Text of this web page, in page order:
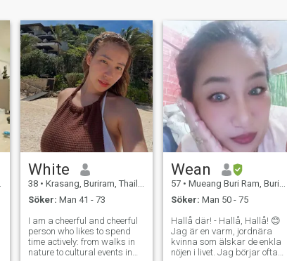
White
38 • Krasang, Buriram, Thailand
Söker: Man 41 - 73
I am a cheerful and cheerful
person who likes to spend
time actively: from walks in
nature to cultural events in
Wean
57 • Mueang Buri Ram, Buriram, Thailand
Söker: Man 50 - 75
Hallå där! - Hallå, Hallå! 😊
Jag är en varm, jordnära
kvinna som älskar de enkla
nöjen i livet. Jag börjar ofta